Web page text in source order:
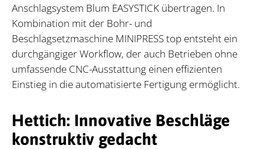
Anschlagsystem Blum EASYSTICK übertragen. In
Kombination mit der Bohr- und
Beschlagsetzmaschine MINIPRESS top entsteht ein
durchgängiger Workflow, der auch Betrieben ohne
umfassende CNC-Ausstattung einen effizienten
Einstieg in die automatisierte Fertigung ermöglicht.
Hettich: Innovative Beschläge
konstruktiv gedacht